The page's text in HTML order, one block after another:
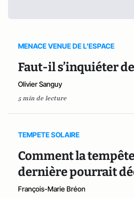
MENACE VENUE DE L'ESPACE
Faut-il s’inquiéter
Olivier Sanguy
5 min de lecture
TEMPETE SOLAIRE
Comment la
dernière pourrait
François-Marie Bréon